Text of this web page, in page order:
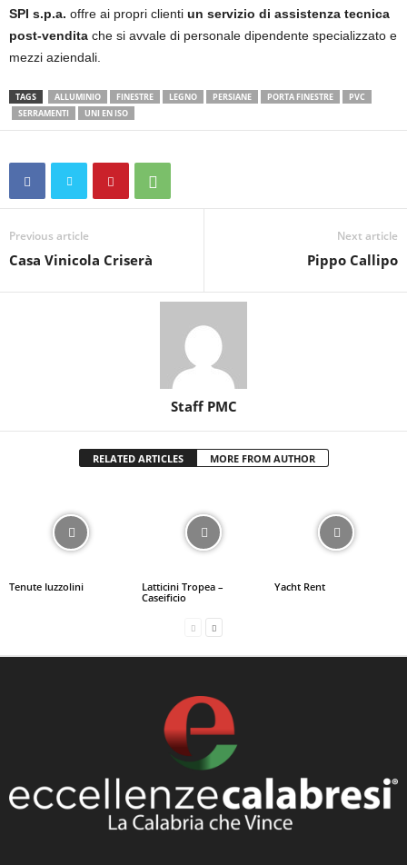
SPI s.p.a. offre ai propri clienti un servizio di assistenza tecnica
post-vendita che si avvale di personale dipendente specializzato e
mezzi aziendali.
TAGS ALLUMINIO FINESTRE LEGNO PERSIANE PORTA FINESTRE
PVC
SERRAMENTI
UNI EN ISO
Previous article
Casa Vinicola Criserà
Next article
Pippo Callipo
Staff PMC
RELATED ARTICLES MORE FROM AUTHOR
Tenute Iuzzolini
Latticini Tropea –
Caseificio
Yacht Rent